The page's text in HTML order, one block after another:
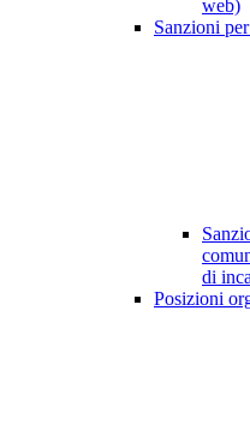
web)
Sanzioni
di
Posizioni